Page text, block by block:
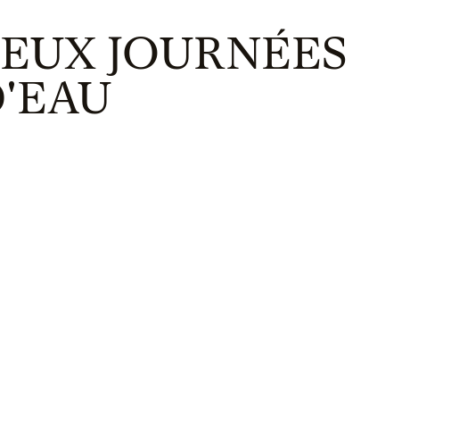
JOURNÉES